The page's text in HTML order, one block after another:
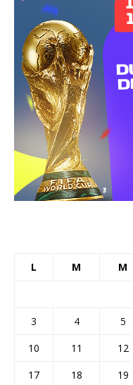
L M M
3
4 5
10
11 12
17
18 19